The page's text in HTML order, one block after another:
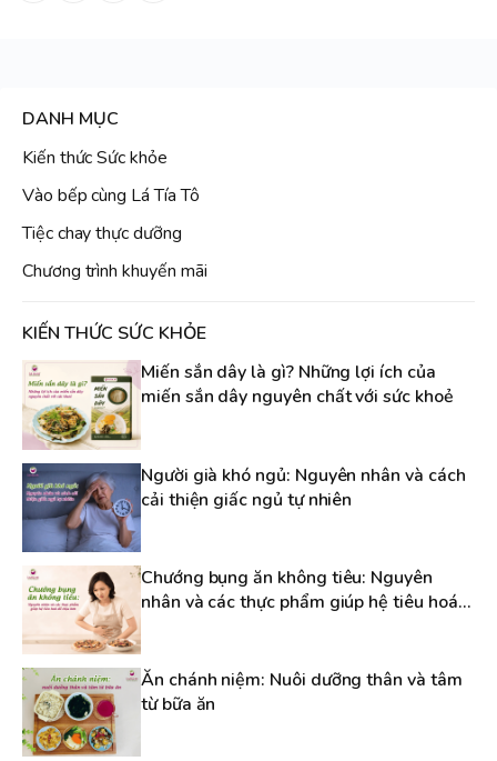
DANH MỤC
Kiến thức Sức khỏe
Vào bếp cùng Lá Tía Tô
Tiệc chay thực dưỡng
Chương trình khuyến mãi
KIẾN THỨC SỨC KHỎE
Miến sắn dây là gì? Những lợi ích của
miến sắn dây nguyên chất với sức khoẻ
Người già khó ngủ: Nguyên nhân và cách
cải thiện giấc ngủ tự nhiên
Chướng bụng ăn không tiêu: Nguyên
nhân và các thực phẩm giúp hệ tiêu hoá
Ăn chánh niệm: Nuôi dưỡng thân và tâm
từ bữa ăn